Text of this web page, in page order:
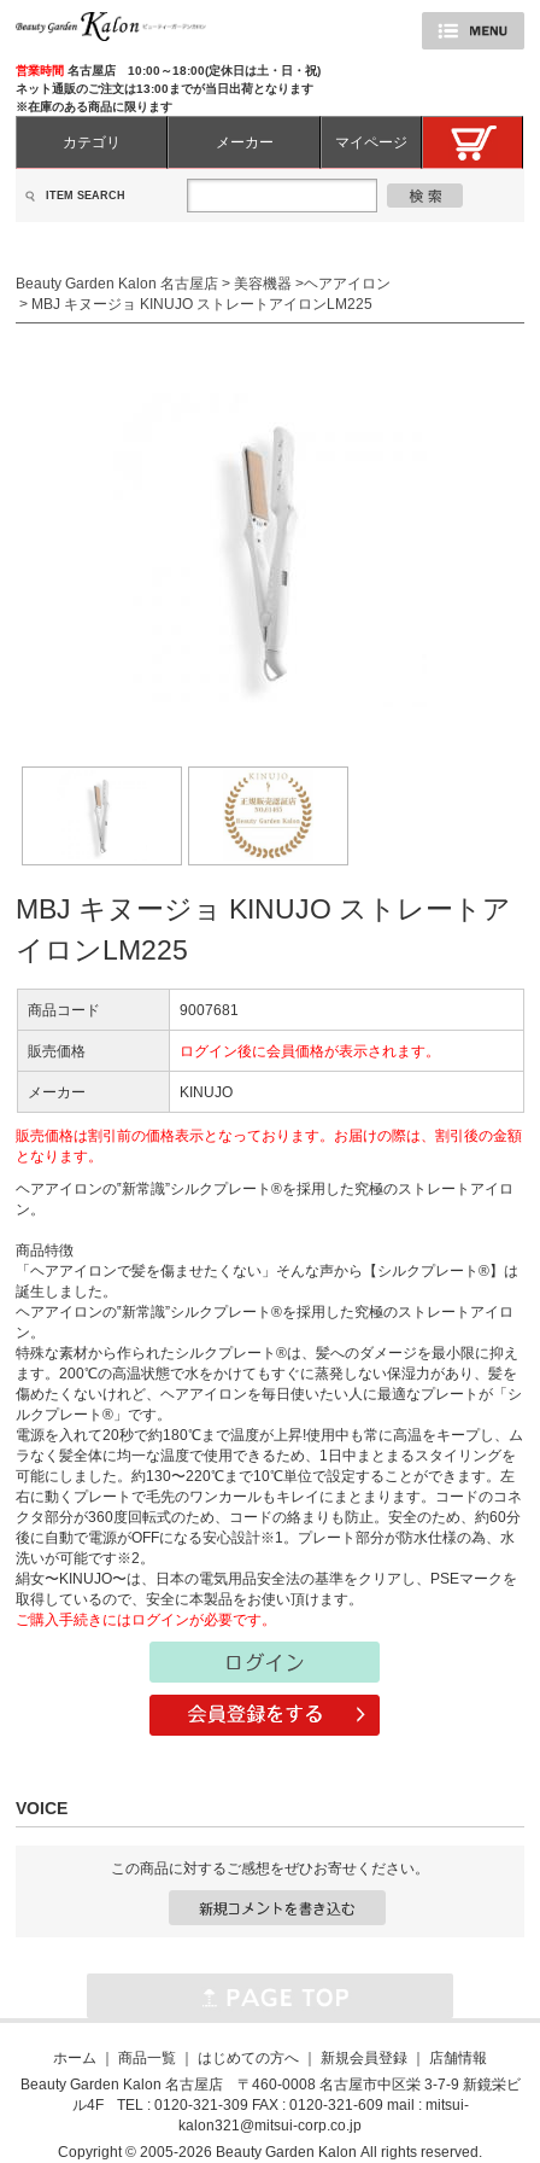
営業時間名古屋店 10:00～18:00(定休日は土・日・祝)
ネット通販のご注文は13:00までが当日出荷となります
※在庫のある商品に限ります
カテゴリ メーカー マイページ
ITEM SEARCH
Beauty Garden Kalon 名古屋店 >美容機器 >ヘアアイロン
> MBJ キヌージョ KINUJO ストレートアイロンLM225
MBJ キヌージョ KINUJO ストレートア
イロンLM225
商品コード 9007681
販売価格 ログイン後に会員価格が表示されます。
メーカー KINUJO
販売価格は割引前の価格表示となっております。お届けの際は、割引後の金額
となります。
ヘアアイロンの‟新常識”シルクプレート®を採用した究極のストレートアイロ
ン。
商品特徴
「ヘアアイロンで髪を傷ませたくない」そんな声から【シルクプレート®】は
誕生しました。
ヘアアイロンの‟新常識”シルクプレート®を採用した究極のストレートアイロ
ン。
特殊な素材から作られたシルクプレート®は、髪へのダメージを最小限に抑え
ます。200℃の高温状態で水をかけてもすぐに蒸発しない保湿力があり、髪を
傷めたくないけれど、ヘアアイロンを毎日使いたい人に最適なプレートが「シ
ルクプレート®」です。
電源を入れて20秒で約180℃まで温度が上昇!使用中も常に高温をキープし、ム
ラなく髪全体に均一な温度で使用できるため、1日中まとまるスタイリングを
可能にしました。約130〜220℃まで10℃単位で設定することができます。左
右に動くプレートで毛先のワンカールもキレイにまとまります。コードのコネ
クタ部分が360度回転式のため、コードの絡まりも防止。安全のため、約60分
後に自動で電源がOFFになる安心設計※1。プレート部分が防水仕様の為、水
洗いが可能です※2。
絹女〜KINUJO〜は、日本の電気用品安全法の基準をクリアし、PSEマークを
取得しているので、安全に本製品をお使い頂けます。
ご購入手続きにはログインが必要です。
VOICE
この商品に対するご感想をぜひお寄せください。
ホーム 商品一覧 はじめての方へ 新規会員登録
店舗情報
Beauty Garden Kalon 名古屋店 〒460-0008 名古屋市中区栄 3-7-9 新鏡栄ビ
ル4F TEL : 0120-321-309 FAX : 0120-321-609 mail : mitsui-
kalon321@mitsui-corp.co.jp
Copyright © 2005-2026 Beauty Garden Kalon All rights reserved.